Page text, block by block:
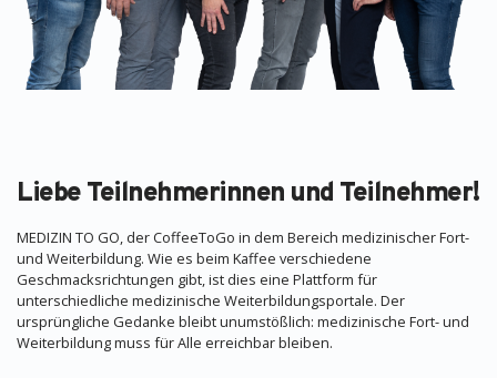
Liebe Teilnehmerinnen und Teilnehmer!
MEDIZIN TO GO, der CoffeeToGo in dem Bereich medizinischer Fort-
und Weiterbildung. Wie es beim Kaffee verschiedene
Geschmacksrichtungen gibt, ist dies eine Plattform für
unterschiedliche medizinische Weiterbildungsportale. Der
ursprüngliche Gedanke bleibt unumstößlich: medizinische Fort- und
Weiterbildung muss für Alle erreichbar bleiben.